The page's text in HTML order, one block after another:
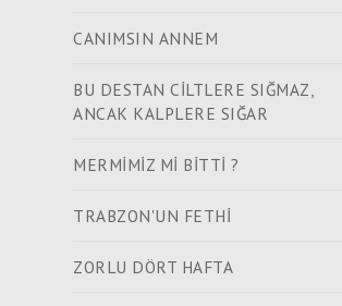
CANIMSIN ANNEM
BU DESTAN CİLTLERE SIĞMAZ,
ANCAK KALPLERE SIĞAR
MERMİMİZ Mİ BİTTİ ?
TRABZON'UN FETHİ
ZORLU DÖRT HAFTA